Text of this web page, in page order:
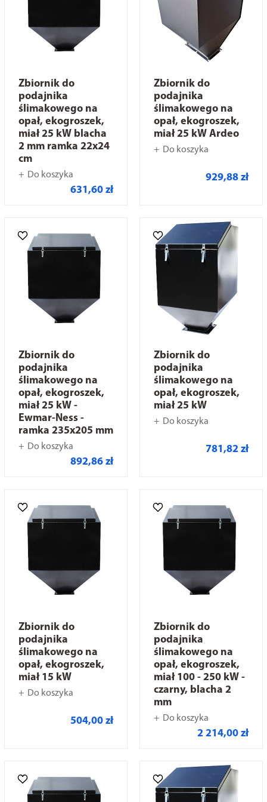
Zbiornik do
podajnika
ślimakowego na
opał, ekogroszek,
miał 25 kW blacha
2 mm ramka 22x24
cm
Do koszyka
631,60 zł
Zbiornik do
podajnika
ślimakowego na
opał, ekogroszek,
miał 25 kW Ardeo
Do koszyka
929,88 zł
Zbiornik do
podajnika
ślimakowego na
opał, ekogroszek,
miał 25 kW -
Ewmar-Ness -
ramka 235x205 mm
Do koszyka
892,86 zł
Zbiornik do
podajnika
ślimakowego na
opał, ekogroszek,
miał 25 kW
Do koszyka
781,82 zł
Zbiornik do
podajnika
ślimakowego na
opał, ekogroszek,
miał 15 kW
Do koszyka
504,00 zł
Zbiornik do
podajnika
ślimakowego na
opał, ekogroszek,
miał 100 - 250 kW -
czarny, blacha 2
mm
Do koszyka
2 214,00 zł